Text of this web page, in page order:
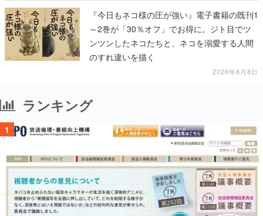
『今日もネコ様の圧が強い』電子書籍の既刊1
～2巻が「30％オフ」でお得に。ジト目でツ
ンツンしたネコたちと、ネコを溺愛する人間
のすれ違いを描く
2026年8月8日
ランキング
1